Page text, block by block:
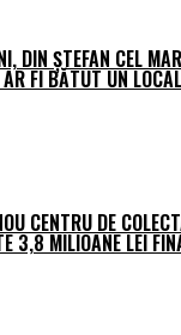
DIN ȘTEFAN CEL
FI BĂTUT UN
CENTRU DE
3,8 MILIOANE LEI